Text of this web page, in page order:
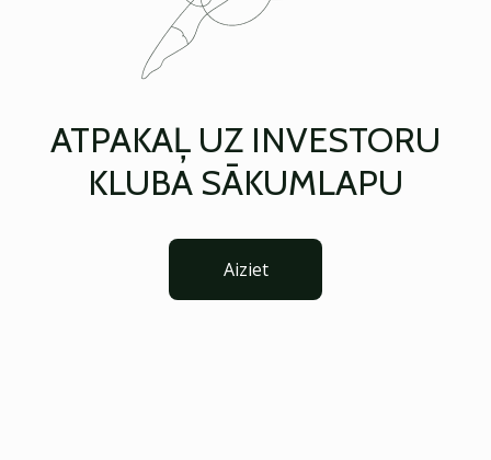
ATPAKAĻ UZ INVESTORU
KLUBA SĀKUMLAPU
Aiziet